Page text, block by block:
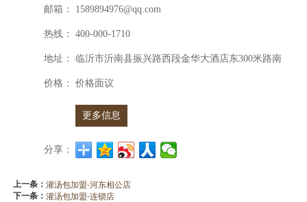
邮箱： 1589894976@qq.com
热线： 400-000-1710
地址： 临沂市沂南县振兴路西段金华大酒店东300米路南
价格： 价格面议
更多信息
分享：
上一条：灌汤包加盟-河东相公店
下一条：灌汤包加盟-连锁店